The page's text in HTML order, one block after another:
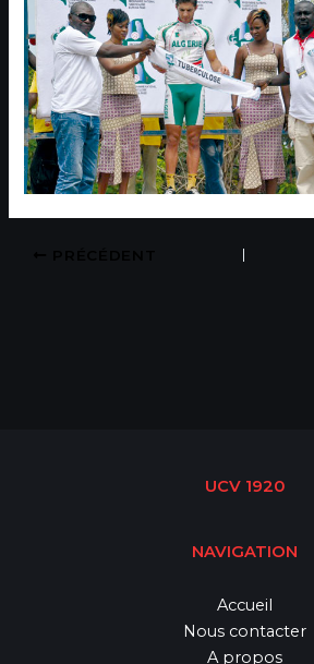
UCV 1920
NAVIGATION
Accueil
Nous contacter
A propos